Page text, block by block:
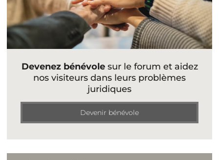
Devenez bénévolesur le forum et aidez
nos visiteurs dans leurs problèmes
juridiques
Devenir bénévole